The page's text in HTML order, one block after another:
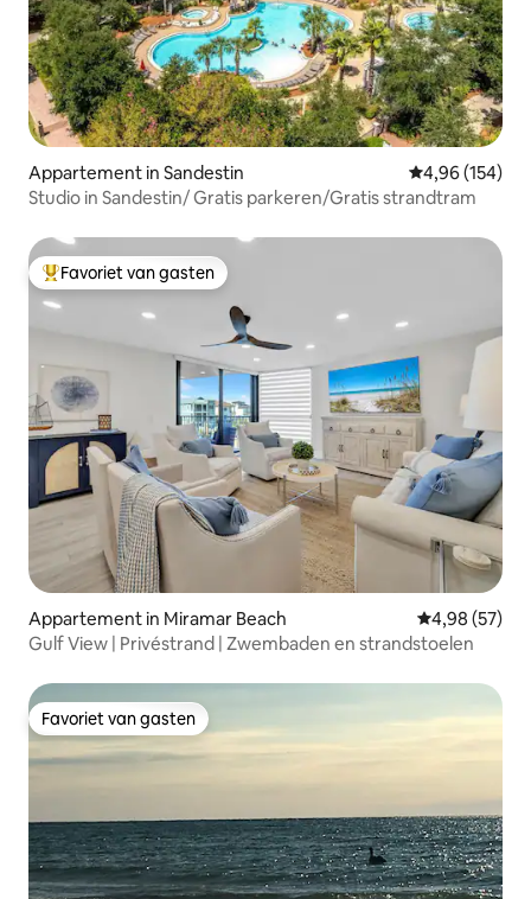
Appartement in Sandestin Gemiddelde
4,96 (154)
Studio in Sandestin/ Gratis parkeren/Gratis strandtram
Topfavoriet van gasten
Favoriet van gasten
Appartement in Miramar Beach Gemiddelde
4,98 (57)
Gulf View | Privéstrand | Zwembaden en strandstoelen
Favoriet van gasten
Favoriet van gasten